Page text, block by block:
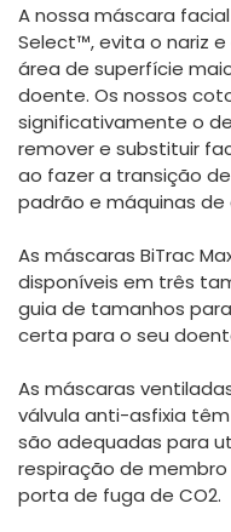
A nossa máscara
Select™, evita o nariz
área de superfície
doente. Os nossos
significativamente o
remover e substituir
ao fazer a transição
padrão e máquinas de
As máscaras BiTrac
disponíveis em três
guia de tamanhos
certa para o seu
As máscaras
válvula anti-asfixia
são adequadas para
respiração de
porta de fuga de CO2.